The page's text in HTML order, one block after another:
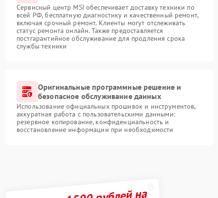
Сервисный центр MSI обеспечивает доставку техники по
всей РФ, бесплатную диагностику и качественный ремонт,
включая срочный ремонт. Клиенты могут отслеживать
статус ремонта онлайн. Также предоставляется
постгарантийное обслуживание для продления срока
службы техники
Оригинальные программные решение и
безопасное обслуживание данных
Использование официальных прошивок и инструментов,
аккуратная работа с пользовательскими данными:
резервное копирование, конфиденциальность и
восстановление информации при необходимости